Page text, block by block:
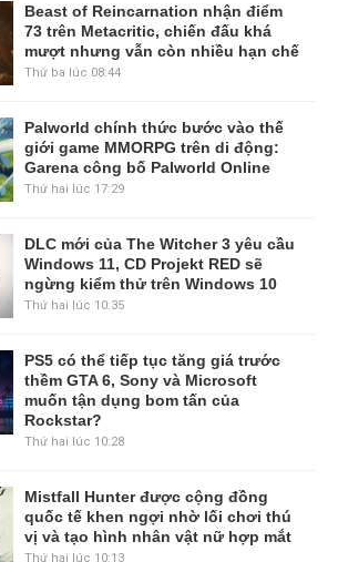
Beast of Reincarnation nhận điểm
73 trên Metacritic, chiến đấu khá
mượt nhưng vẫn còn nhiều hạn chế
Thứ ba lúc 08:44
Palworld chính thức bước vào thế
giới game MMORPG trên di động:
Garena công bố Palworld Online
Thứ hai lúc 17:29
DLC mới của The Witcher 3 yêu cầu
Windows 11, CD Projekt RED sẽ
ngừng kiểm thử trên Windows 10
Thứ hai lúc 10:35
PS5 có thể tiếp tục tăng giá trước
thềm GTA 6, Sony và Microsoft
muốn tận dụng bom tấn của
Rockstar?
Thứ hai lúc 10:28
Mistfall Hunter được cộng đồng
quốc tế khen ngợi nhờ lối chơi thú
vị và tạo hình nhân vật nữ hợp mắt
Thứ hai lúc 10:13